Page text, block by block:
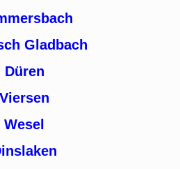
Gladbach
Düren
Viersen
Wesel